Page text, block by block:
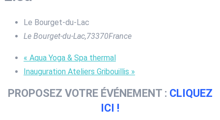
Le Bourget-du-Lac
Le Bourget-du-Lac,73370France
« Aqua Yoga & Spa thermal
Inauguration Ateliers Gribouillis »
PROPOSEZ VOTRE ÉVÉNEMENT : CLIQUEZ
ICI !